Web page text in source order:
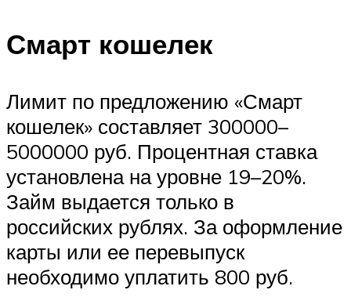
Смарт кошелек
Лимит по предложению «Смарт
кошелек» составляет 300000–
5000000 руб. Процентная ставка
установлена на уровне 19–20%.
Займ выдается только в
российских рублях. За оформление
карты или ее перевыпуск
необходимо уплатить 800 руб.